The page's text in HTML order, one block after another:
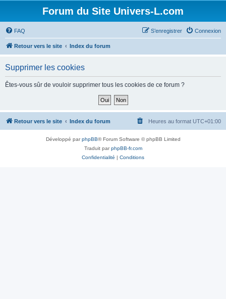
Forum du Site Univers-L.com
FAQ Connexion
S’enregistrer
Retour vers le site Index du forum
Supprimer les cookies
Êtes-vous sûr de vouloir supprimer tous les cookies de ce forum ?
Retour vers le site Index du forum Heures au format UTC+01:00
Développé parphpBB® Forum Software © phpBB Limited
Traduit parphpBB-fr.com
Confidentialité | Conditions